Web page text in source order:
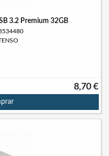
3.2 Premium 32GB
8,70 €